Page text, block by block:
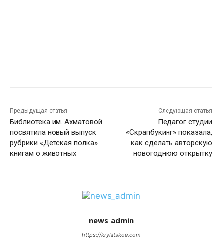
Предыдущая статья
Библиотека им. Ахматовой
посвятила новый выпуск
рубрики «Детская полка»
книгам о животных
Следующая статья
Педагог студии
«Скрапбукинг» показала,
как сделать авторскую
новогоднюю открытку
news_admin
https://krylatskoe.com